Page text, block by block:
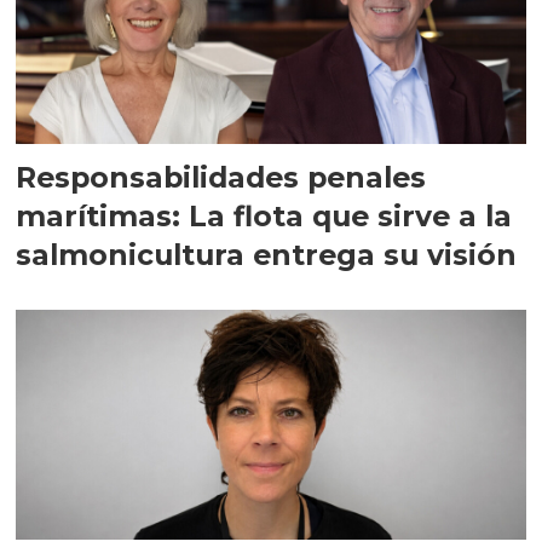
Responsabilidades penales
marítimas: La flota que sirve a la
salmonicultura entrega su visión